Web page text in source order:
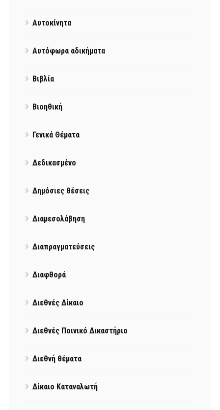
Αυτοκίνητα
Αυτόφωρα αδικήματα
Βιβλία
Βιοηθική
Γενικά Θέματα
Δεδικασμένο
Δημόσιες θέσεις
Διαμεσολάβηση
Διαπραγματεύσεις
Διαφθορά
Διεθνές Δίκαιο
Διεθνές Ποινικό Δικαστήριο
Διεθνή θέματα
Δίκαιο Καταναλωτή